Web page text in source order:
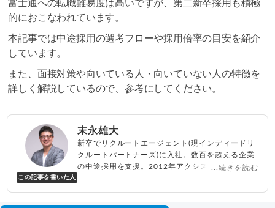
富士通への転職難易度は高いですが、第二新卒採用も積極
的におこなわれています。
本記事では中途採用の選考フローや採用倍率の目安を紹介
しています。
また、面接対策や向いている人・向いていない人の特徴を
詳しく解説しているので、参考にしてください。
この記事を書いた人
末永雄大
新卒でリクルートエージェント(現インディードリ
クルートパートナーズ)に入社。数百を超える企業
の中途採用を支援。2012年アクシス(株)設立、代
...続きを読む